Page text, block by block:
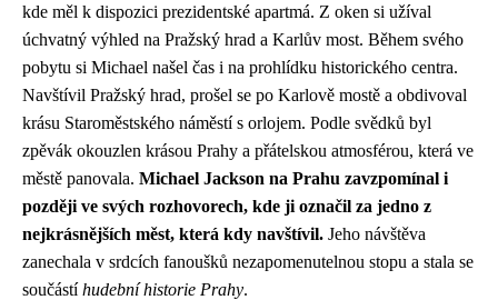
kde měl k dispozici prezidentské apartmá. Z oken si užíval
úchvatný výhled na Pražský hrad a Karlův most. Během svého
pobytu si Michael našel čas i na prohlídku historického centra.
Navštívil Pražský hrad, prošel se po Karlově mostě a obdivoval
krásu Staroměstského náměstí s orlojem. Podle svědků byl
zpěvák okouzlen krásou Prahy a přátelskou atmosférou, která ve
městě panovala. Michael Jackson na Prahu zavzpomínal i
později ve svých rozhovorech, kde ji označil za jedno z
nejkrásnějších měst, která kdy navštívil. Jeho návštěva
zanechala v srdcích fanoušků nezapomenutelnou stopu a stala se
součástíhudební historie Prahy.